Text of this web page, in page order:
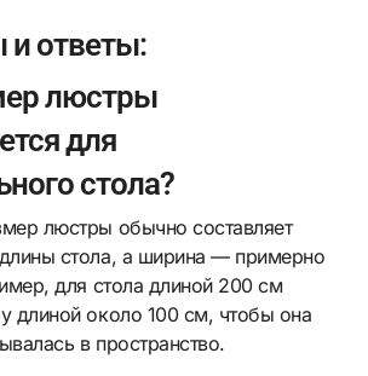
ответы:
люстры
для
стола?
люстры обычно составляет
стола, а ширина — примерно
для стола длиной 200 см
длиной около 100 см, чтобы она
в пространство.